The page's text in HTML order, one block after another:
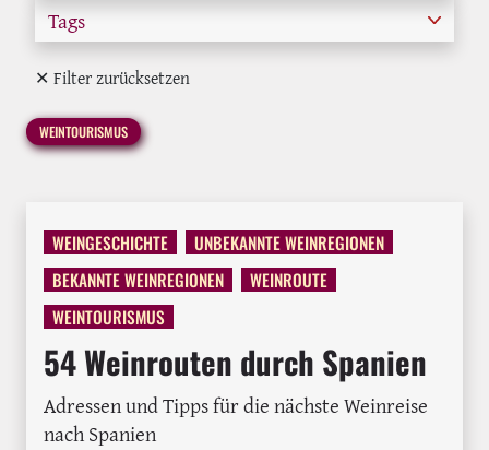
Tags
✕ Filter zurücksetzen
WEINTOURISMUS
WEINGESCHICHTE
UNBEKANNTE WEINREGIONEN
BEKANNTE WEINREGIONEN
WEINROUTE
WEINTOURISMUS
54 Weinrouten durch Spanien
Adressen und Tipps für die nächste Weinreise
nach Spanien